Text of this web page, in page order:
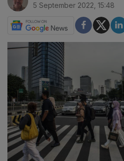
5 September 2022, 15:48